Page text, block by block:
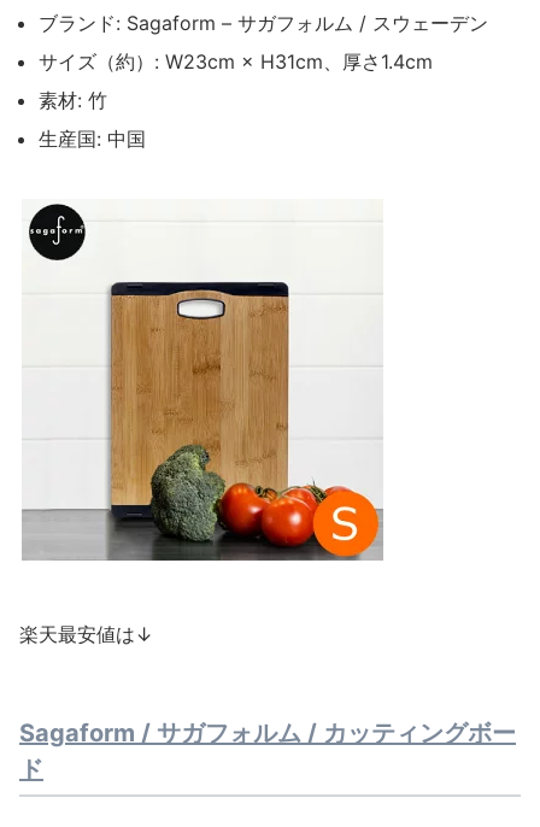
ブランド: Sagaform – サガフォルム / スウェーデン
サイズ（約）: W23cm × H31cm、厚さ1.4cm
素材: 竹
生産国: 中国
楽天最安値は↓
Sagaform / サガフォルム / カッティングボー
ド